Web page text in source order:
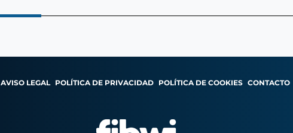
AVISO LEGAL POLÍTICA DE PRIVACIDAD POLÍTICA DE COOKIES CONTACTO